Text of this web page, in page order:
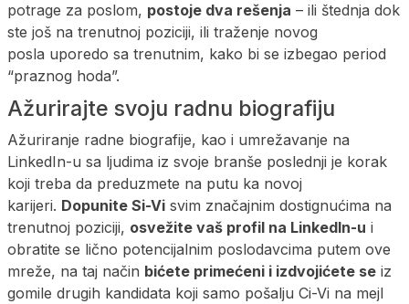
potrage za poslom, postoje dva rešenja – ili štednja dok
ste još na trenutnoj poziciji, ili traženje novog
posla uporedo sa trenutnim, kako bi se izbegao period
“praznog hoda”.
Ažurirajte svoju radnu biografiju
Ažuriranje radne biografije, kao i umrežavanje na
LinkedIn-u sa ljudima iz svoje branše poslednji je korak
koji treba da preduzmete na putu ka novoj
karijeri. Dopunite Si-Vi svim značajnim dostignućima na
trenutnoj poziciji, osvežite vaš profil na LinkedIn-u i
obratite se lično potencijalnim poslodavcima putem ove
mreže, na taj način bićete primećeni i izdvojićete se iz
gomile drugih kandidata koji samo pošalju Ci-Vi na mejl